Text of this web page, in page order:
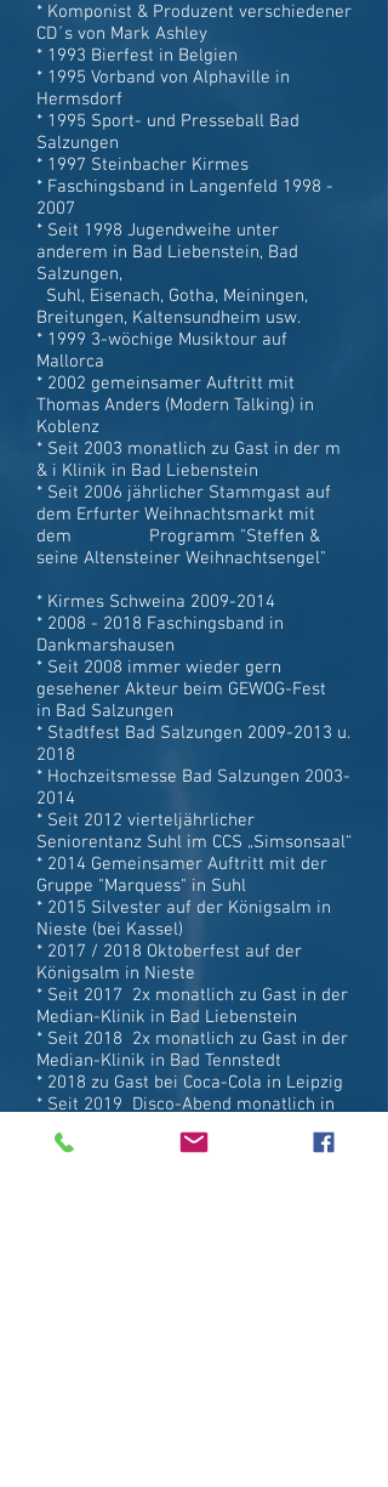
* Komponist & Produzent verschiedener
CD´s von Mark Ashley
* 1993 Bierfest in Belgien
* 1995 Vorband von Alphaville in
Hermsdorf
* 1995 Sport- und Presseball Bad
Salzungen
* 1997 Steinbacher Kirmes
* Faschingsband in Langenfeld 1998 -
2007
* Seit 1998 Jugendweihe unter
anderem in Bad Liebenstein, Bad
Salzungen,
Suhl, Eisenach, Gotha, Meiningen,
Breitungen, Kaltensundheim usw.
* 1999 3-wöchige Musiktour auf
Mallorca
* 2002 gemeinsamer Auftritt mit
Thomas Anders (Modern Talking) in
Koblenz
* Seit 2003 monatlich zu Gast in der m
& i Klinik in Bad Liebenstein
* Seit 2006 jährlicher Stammgast auf
dem Erfurter Weihnachtsmarkt mit
dem Programm "Steffen &
seine Altensteiner Weihnachtsengel"
* Kirmes Schweina 2009-2014
* 2008 - 2018 Faschingsband in
Dankmarshausen
* Seit 2008 immer wieder gern
gesehener Akteur beim GEWOG-Fest
in Bad Salzungen
* Stadtfest Bad Salzungen 2009-2013 u.
2018
* Hochzeitsmesse Bad Salzungen 2003-
2014
* Seit 2012 vierteljährlicher
Seniorentanz Suhl im CCS „Simsonsaal“
* 2014 Gemeinsamer Auftritt mit der
Gruppe "Marquess" in Suhl
* 2015 Silvester auf der Königsalm in
Nieste (bei Kassel)
* 2017 / 2018 Oktoberfest auf der
Königsalm in Nieste
* Seit 2017 2x monatlich zu Gast in der
Median-Klinik in Bad Liebenstein
* Seit 2018 2x monatlich zu Gast in der
Median-Klinik in Bad Tennstedt
* 2018 zu Gast bei Coca-Cola in Leipzig
* Seit 2019 Disco-Abend monatlich in
der Burgklinik Stadtlengsfeld
* 2019 zu Gast im Goethe-Park Bad